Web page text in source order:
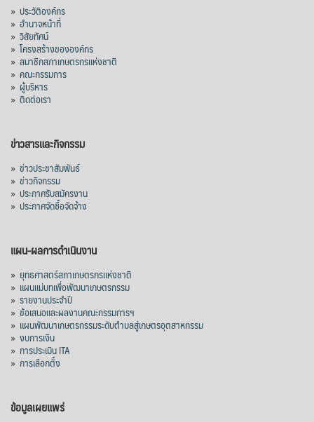
» ประวัติองค์กร
» อำนาจหน้าที่
» วิสัยทัศน์
» โครงสร้างขององค์กร
» สมาชิกสภาเกษตรกรแห่งชาติ
» คณะกรรมการ
» ผู้บริหาร
» ติดต่อเรา
ข่าวสารและกิจกรรม
» ข่าวประชาสัมพันธ์
» ข่าวกิจกรรม
» ประกาศรับสมัครงาน
» ประกาศจัดซื้อจัดจ้าง
แผน-ผลการดำเนินงาน
» ยุทธศาสตร์สภาเกษตรกรแห่งชาติ
» แผนแม่บทเพื่อพัฒนาเกษตรกรรม
» รายงานประจำปี
» ข้อเสนอและผลงานคณะกรรมการฯ
» แผนพัฒนาเกษตรกรรมระดับตำบลสู่เกษตรอุตสาหกรรม
» งบการเงิน
» การประเมิน ITA
» การเลือกตั้ง
ข้อมูลเผยแพร่